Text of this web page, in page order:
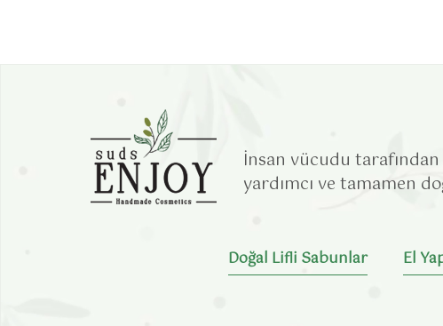
İnsan vücudu
yardımcı ve tamamen
Doğal Lifli Sabunlar El